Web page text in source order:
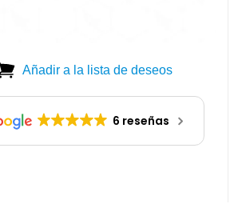
Añadir a la lista de deseos
6 reseñas